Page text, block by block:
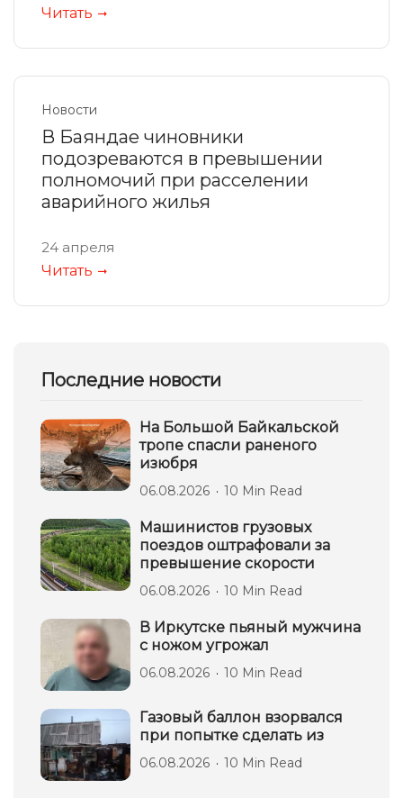
Читать
Новости
В Баяндае чиновники
подозреваются в превышении
полномочий при расселении
аварийного жилья
24 апреля
Читать
Последние новости
На Большой Байкальской
тропе спасли раненого
изюбря
06.08.2026 10 Min Read
Машинистов грузовых
поездов оштрафовали за
превышение скорости
06.08.2026 10 Min Read
В Иркутске пьяный мужчина
с ножом угрожал
06.08.2026 10 Min Read
Газовый баллон взорвался
при попытке сделать из
06.08.2026 10 Min Read